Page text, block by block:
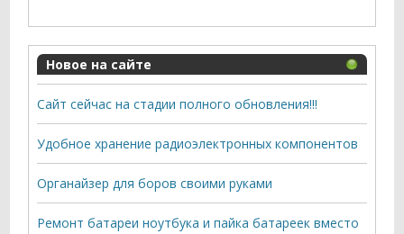
Новое на сайте
Сайт сейчас на стадии полного обновления!!!
Удобное хранение радиоэлектронных компонентов
Органайзер для боров своими руками
Ремонт батареи ноутбука и пайка батареек вместо